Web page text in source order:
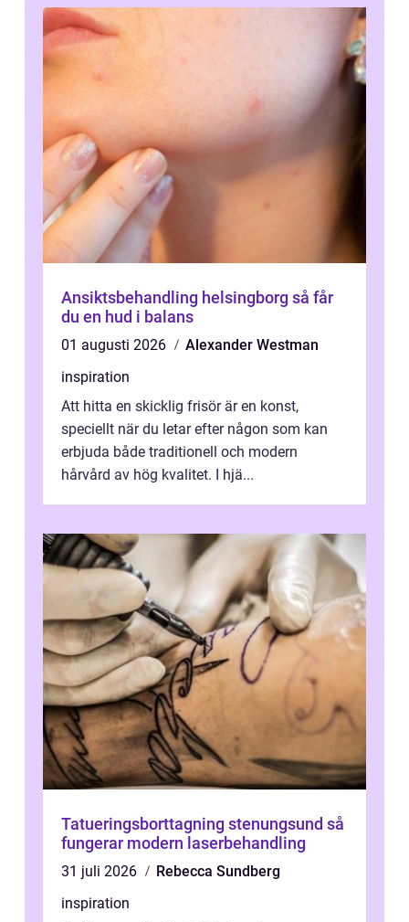
Ansiktsbehandling helsingborg så får
du en hud i balans
01 augusti 2026
Alexander Westman
inspiration
Att hitta en skicklig frisör är en konst,
speciellt när du letar efter någon som kan
erbjuda både traditionell och modern
hårvård av hög kvalitet. I hjä...
Tatueringsborttagning stenungsund så
fungerar modern laserbehandling
31 juli 2026
Rebecca Sundberg
inspiration